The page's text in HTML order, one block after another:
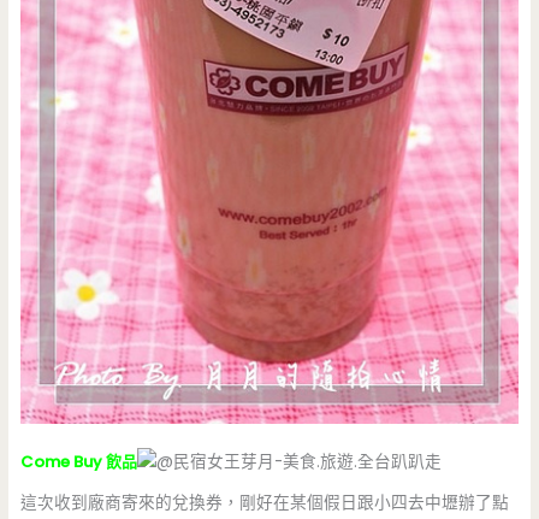
Come Buy 飲品
這次收到廠商寄來的兌換券，剛好在某個假日跟小四去中壢辦了點